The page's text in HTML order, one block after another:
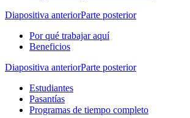
Diapositiva anteriorParte posterior
Por qué trabajar aquí
Beneficios
Diapositiva anteriorParte posterior
Estudiantes
Pasantías
Programas de tiempo completo